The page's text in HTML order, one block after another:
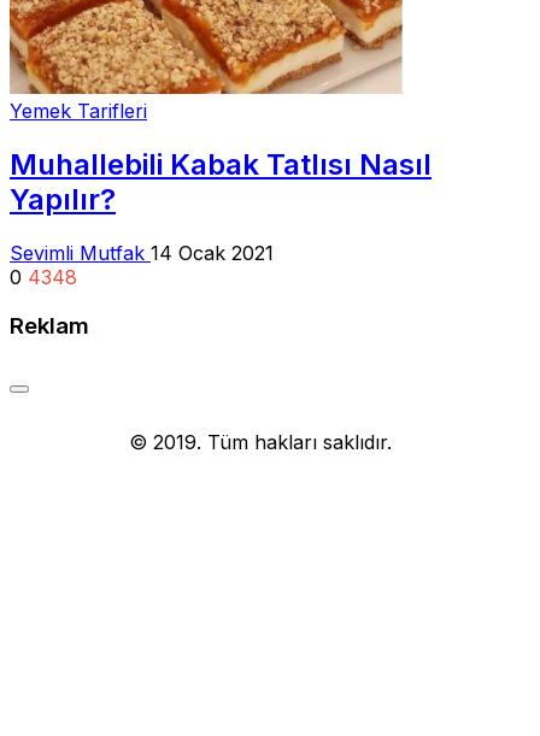
Yemek Tarifleri
Muhallebili Kabak Tatlısı Nasıl
Yapılır?
Sevimli Mutfak 14 Ocak 2021
0 4348
Reklam
© 2019. Tüm hakları saklıdır.